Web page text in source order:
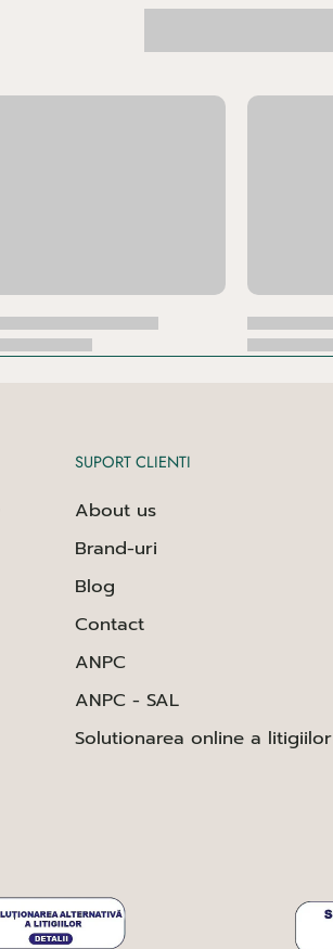
SUPORT CLIENTI
About us
Brand-uri
Blog
Contact
ANPC
ANPC - SAL
Solutionarea online a litigiilor